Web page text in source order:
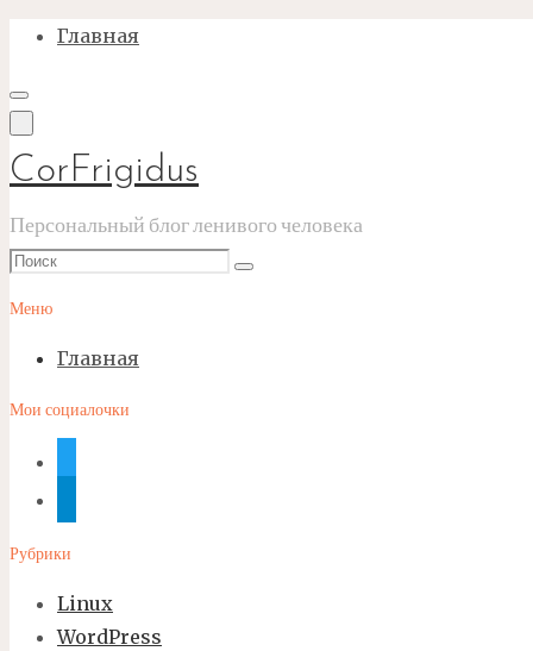
Перейти
содержимому
Главная
CorFrigidus
Персональный блог ленивого человека
Что
Поиск
Меню
Главная
Мои социалочки
Рубрики
Linux
WordPress